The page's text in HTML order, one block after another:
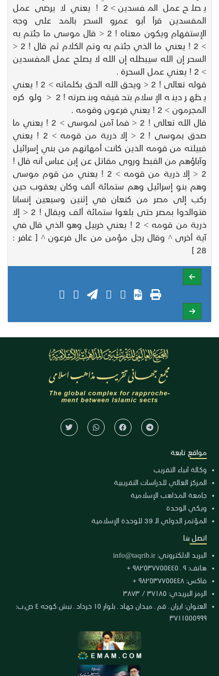
يصلح عمل المفسدين > 2 ! يعني لا يرضى عمل
المفسدين قرأ أبو عمرو السحر بالمد على وجه
الإستفهام ويكون معناه ! 2 < قال موسى ما جئتم به
> 2 ! يعني ما الذي جئتم به وتم الكلام ثم قال ! 2 <
السحر إن الله سيبطله إن الله لا يصلح عمل المفسدين
> 2 ! يعني عمل السحرة .
قوله تعالى ! 2 < ويحق الله الحق بكلماته > 2 ! يعني
يظهر دينه الإسلام بتحقيقه وبنصرته ! 2 < ولو كره
المجرمون > 2 ! يعني فرعون وقومه .
قال الله تعالى ! 2 < فما آمن لموسى > 2 ! يعني ما
صدق بموسى ! 2 < إلا ذرية من قومه > 2 ! يعني
قبيلته من قومه الذين كانت أمهاتهم من بني إسرائيل
وآباؤهم من القبط وروى مقاتل عن إبن عباس أنه قال !
2 < إلا ذرية من قومه > 2 ! يعني من قوم موسى
وهم بنو إسرائيل وهم ستمائة ألف وكان يعقوب حين
ركب إلى مصر من كنعان في إثنين وسبعين إنسانا
فتوالدوا بمصر حتى بلغوا ستمائة ألف ويقال ! 2 < إلا
ذرية من قومه > 2 ! يعني خربيل وهو الذي قال في
آية أخرى ^ وقال رجل مؤمن من ءال فرعون ^ [ غافر :
28 ]
مواقع تابعة
وكالة أنباء التقريب
المركز العالي للدراسات التقريبية
جامعة المذاهب الإسلامية
ويكي الوحدة
المؤتمر الدولي الـ 39 للوحدة الإسلامية
اتصل بنا
البريد الالكتروني: info@taqrib.ir
هاتف: ٩ ـ ٩٨٢٥٣٧٧٥٥٤٤٥ +
فاكس: ٩٨٢٥٣٧٧٥٥٤٤٨ +
الرمز البريدي: ٣٧١٨٥ / ٣٨٧٣
العنوان: ايران ـ قم ـ ميدان جهاد ـ بلوار ١٥ خرداد ـ نبش كوجه ٤ ص.ب:
٣٧١١٥٥٥٩٩٩